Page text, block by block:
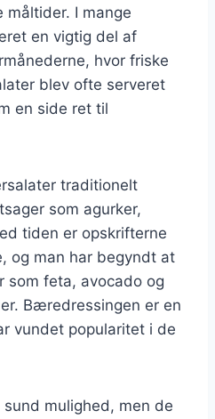
I mange
en vigtig del af
hvor friske
blev ofte serveret
en side ret til
traditionelt
som agurker,
tiden er opskrifterne
og man har begyndt at
som feta, avocado og
Bæredressingen er en
vundet popularitet i de
mulighed, men de